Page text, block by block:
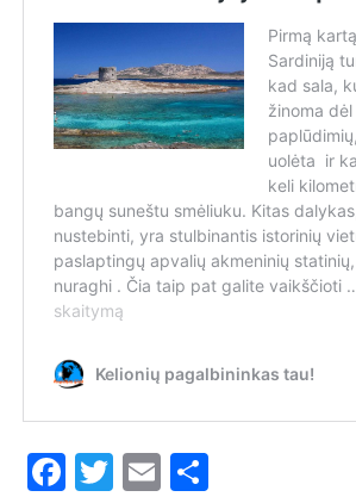
Facebook
Twitter
Email